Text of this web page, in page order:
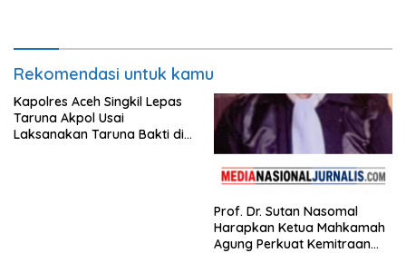
Rekomendasi untuk kamu
Kapolres Aceh Singkil Lepas
Taruna Akpol Usai
Laksanakan Taruna Bakti di
Prof. Dr. Sutan Nasomal
Harapkan Ketua Mahkamah
Agung Perkuat Kemitraan